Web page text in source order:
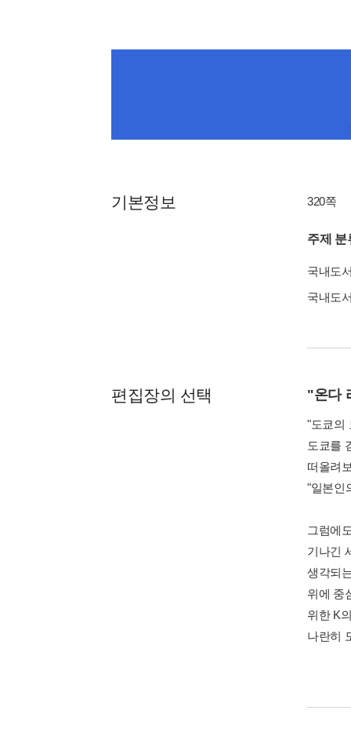
기본정보 320쪽
주제 분
국내도
국내도
편집장의 선택 "온다
"도쿄의
도쿄를
떠올려
"일본인
그럼에
기나긴
생각되
위에 중
위한 K
나란히